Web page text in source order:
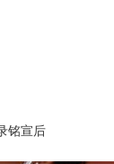
铭宣后